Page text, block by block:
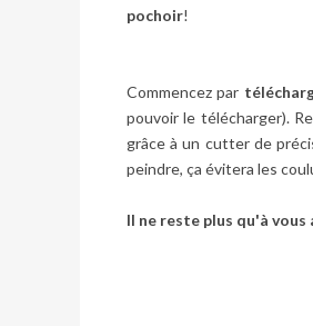
pochoir!
Commencez par
pouvoir le télécharger).
grâce à un cutter de
peindre, ça évitera les
Il ne reste plus qu'à